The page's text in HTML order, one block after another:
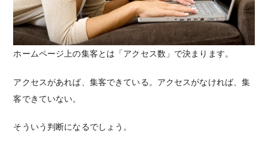
ホームページ上の集客とは「アクセス数」で決まります。
アクセスがあれば、集客できている。アクセスがなければ、集
客できていない。
そういう判断になるでしょう。